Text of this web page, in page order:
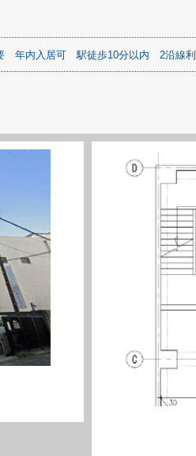
年内入居可 駅徒歩10分以内 2沿線